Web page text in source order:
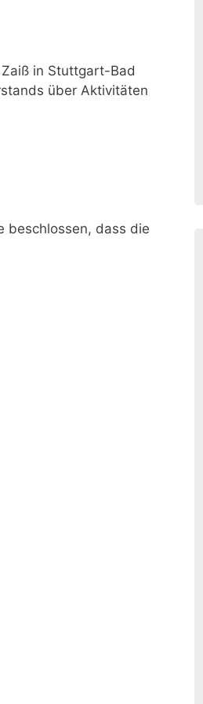
in Stuttgart-Bad
über Aktivitäten
beschlossen, dass die